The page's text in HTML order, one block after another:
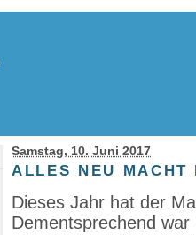
Samstag, 10. Juni 2017
ALLES NEU MACHT
Dieses Jahr hat der
Dementsprechend